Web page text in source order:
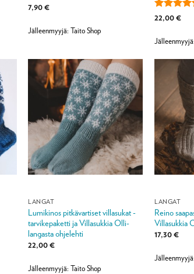
Arvostelu
7,90€
Jälleenmyyjä: Taito Shop
Arvostelu
22,00€
LANGAT
Lumikinos pitkävartiset villasukat -
tarvikepaketti ja Villasukkia Olli-
langasta ohjelehti
22,00€
Jälleenmyyjä: Taito Shop
LANGAT
Reino
Villasukkia
17,30€